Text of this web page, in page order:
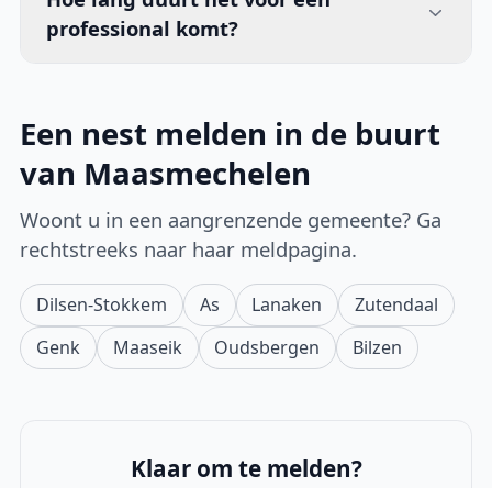
professional komt?
Een nest melden in de buurt
van Maasmechelen
Woont u in een aangrenzende gemeente? Ga
rechtstreeks naar haar meldpagina.
Dilsen-Stokkem As Lanaken
Zutendaal
Genk
Maaseik Oudsbergen Bilzen
Klaar om te melden?